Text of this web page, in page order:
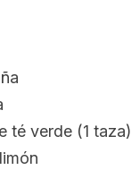
té verde (1 taza)